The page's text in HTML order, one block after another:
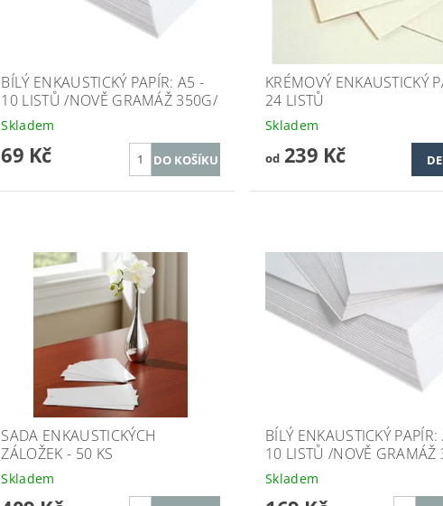
BÍLÝ ENKAUSTICKÝ PAPÍR: A5 -
10 LISTŮ /NOVĚ GRAMÁŽ 350G/
Skladem
69 Kč
KRÉMOVÝ ENKAUSTICKÝ
24 LISTŮ
Skladem
od239 Kč
SADA ENKAUSTICKÝCH
ZÁLOŽEK - 50 KS
Skladem
BÍLÝ ENKAUSTICKÝ
10 LISTŮ /NOVĚ GRAMÁŽ
Skladem